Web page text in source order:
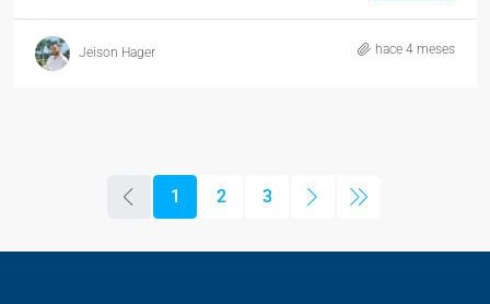
Jeison Hager hace 4 meses
1 2 3